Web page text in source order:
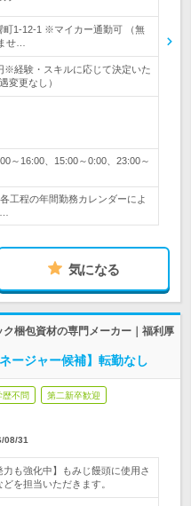
町1-12-1 ※マイカー通勤可 （無
せ…
※経験・スキルに応じて決定いた
変更なし）
～16:00、15:00～0:00、23:00～
工程の年間勤務カレンダーによ
気になる
梱包資材の専門メーカー｜福利厚
ージャー候補】転勤なし
歴不問 第二新卒歓迎
08/31
力も強化中】もみじ饅頭に使用さ
を担当いただきます。